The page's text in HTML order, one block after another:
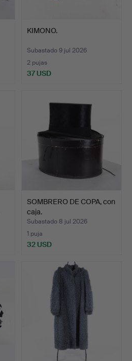
KIMONO.
Subastado 9 jul 2026
2 pujas
37 USD
SOMBRERO DE COPA, con
caja.
Subastado 8 jul 2026
1 puja
32 USD